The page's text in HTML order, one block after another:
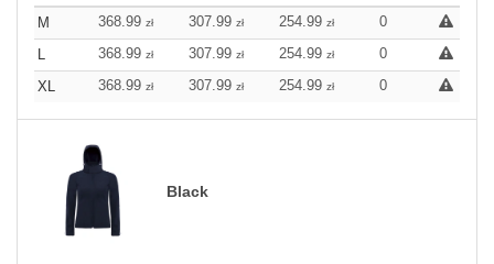
M 368.99 zł 307.99 zł 254.99 zł
0
L
368.99 zł 307.99 zł 254.99 zł
0
XL
368.99 zł 307.99 zł 254.99 zł 0
Black